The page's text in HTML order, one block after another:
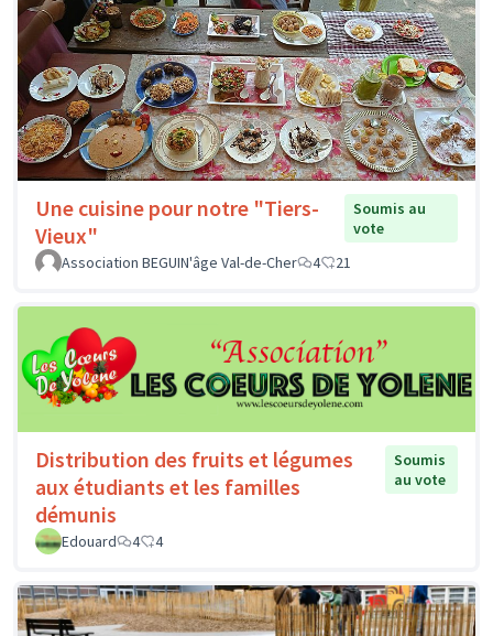
Une cuisine pour notre "Tiers-
Vieux"
Soumis au
vote
Association BEGUIN'âge Val-de-Cher
4 21
Distribution des fruits et légumes
aux étudiants et les familles
démunis
Soumis
au vote
Edouard 4 4